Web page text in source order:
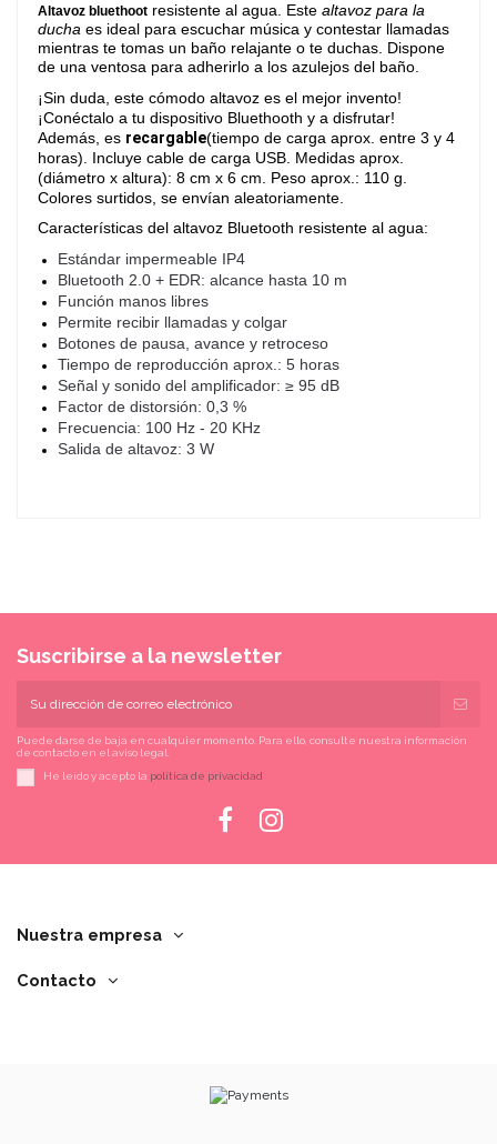
Altavoz bluethoot resistente al agua. Este altavoz para la
ducha es ideal para escuchar música y contestar llamadas
mientras te tomas un baño relajante o te duchas. Dispone
de una ventosa para adherirlo a los azulejos del baño.
¡Sin duda, este cómodo altavoz es el mejor invento!
¡Conéctalo a tu dispositivo Bluethooth y a disfrutar!
Además, es recargable(tiempo de carga aprox. entre 3 y 4
horas). Incluye cable de carga USB. Medidas aprox.
(diámetro x altura): 8 cm x 6 cm. Peso aprox.: 110 g.
Colores surtidos, se envían aleatoriamente.
Características del altavoz Bluetooth resistente al agua:
Estándar impermeable IP4
Bluetooth 2.0 + EDR: alcance hasta 10 m
Función manos libres
Permite recibir llamadas y colgar
Botones de pausa, avance y retroceso
Tiempo de reproducción aprox.: 5 horas
Señal y sonido del amplificador: ≥ 95 dB
Factor de distorsión: 0,3 %
Frecuencia: 100 Hz - 20 KHz
Salida de altavoz: 3 W
Suscribirse a la newsletter
Puede darse de baja en cualquier momento. Para ello, consulte nuestra información
de contacto en el aviso legal.
He leído y acepto la política de privacidad
Nuestra empresa
Contacto